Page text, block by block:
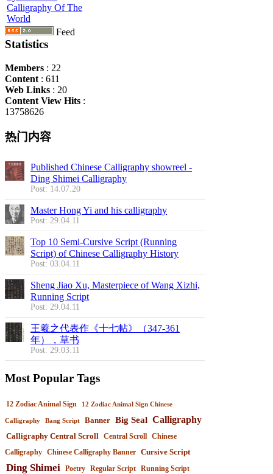
Calligraphy Of The
World
Feed
Statistics
Members : 22
Content : 611
Web Links : 20
Content View Hits :
13758626
热门内容
Published Chinese Calligraphy showreel -
Ding Shimei Calligraphy
Post: 14.07.20
Master Hong Yi and his calligraphy
Post: 29.04.11
Top 10 Semi-Cursive Script (Running
Script) of Chinese Calligraphy History
Post: 03.04.11
Sheng Jiao Xu, Masterpiece of Wang Xizhi,
Running Script
Post: 29.04.11
王羲之代表作《十七帖》（347-361
年），草书
Post: 29.03.11
Most Popular Tags
12 Zodiac Animal Sign 12 Zodiac Animal Sign Chinese
Calligraphy Bang Script Banner Big Seal Calligraphy
Calligraphy Central Scroll Central Scroll Chinese
Calligraphy Chinese Calligraphy Banner Cursive Script
Ding Shimei Poetry Regular Script Running Script